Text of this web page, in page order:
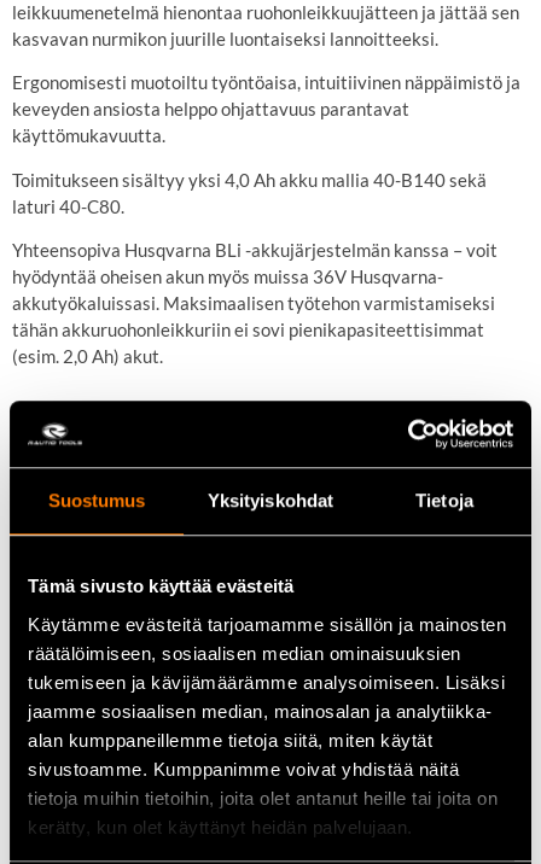
Suostumus Yksityiskohdat Tietoja
Tämä sivusto käyttää evästeitä
Käytämme evästeitä tarjoamamme sisällön ja mainosten
räätälöimiseen, sosiaalisen median ominaisuuksien
tukemiseen ja kävijämäärämme analysoimiseen. Lisäksi
jaamme sosiaalisen median, mainosalan ja analytiikka-
alan kumppaneillemme tietoja siitä, miten käytät
sivustoamme. Kumppanimme voivat yhdistää näitä
tietoja muihin tietoihin, joita olet antanut heille tai joita on
kerätty, kun olet käyttänyt heidän palvelujaan.
leikkuumenetelmä hienontaa ruohonleikkuujätteen ja jättää sen
kasvavan nurmikon juurille luontaiseksi lannoitteeksi.
Ergonomisesti muotoiltu työntöaisa, intuitiivinen näppäimistö ja
keveyden ansiosta helppo ohjattavuus parantavat
käyttömukavuutta.
Toimitukseen sisältyy yksi 4,0 Ah akku mallia 40-B140 sekä
laturi 40-C80.
Yhteensopiva Husqvarna BLi -akkujärjestelmän kanssa – voit
hyödyntää oheisen akun myös muissa 36V Husqvarna-
akkutyökaluissasi. Maksimaalisen työtehon varmistamiseksi
tähän akkuruohonleikkuriin ei sovi pienikapasiteettisimmat
(esim. 2,0 Ah) akut.
Teho: 900 W
Jännite: 36V
Tuotteen paino (kg): 16,9
Akun tyyppi: Li-ion
Sisältää laturin: Kyllä
Ruohonleikkurin tyyppi: Työnnettävä
Leikkuumenetelmä: Silppuava
Nettoteho/esiasetettu rpm: 3000 r/min
Leikkuukorkeuden säätö: Kaksipiste
Leikkuukotelon materiaali: ABS-muovi
Terän tyyppi: Bioterä
Pyöräkoko, edessä: 170 mm
Pyöräkoko, takana: 170 mm
Akseliväli: 58 cm